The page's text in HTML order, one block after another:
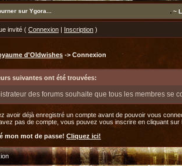
sur Ygora... ~
invité ( Connexion | Inscription )
d'Oldwishes -> Connexion
suivantes ont été trouvées:
des forums souhaite que tous les membres se
avoir déjà enregistré un compte avant de pouvoir vous
pas de compte, vous pouvez vous inscrire en cliquant sur
mon mot de passe! Cliquez ici!